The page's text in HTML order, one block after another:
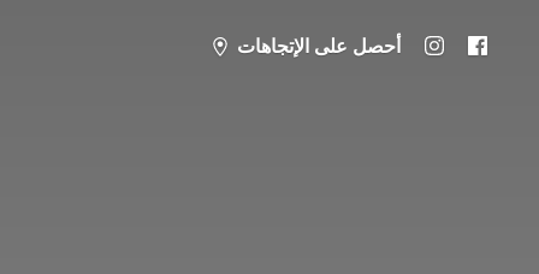
أحصل على الإتجاهات